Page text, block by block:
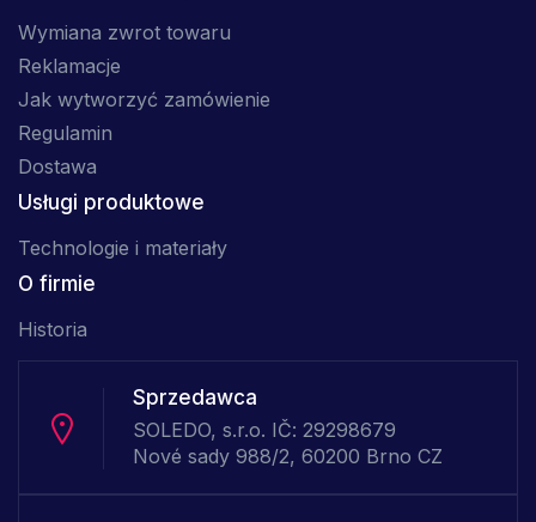
Wymiana zwrot towaru
Reklamacje
Jak wytworzyć zamówienie
Regulamin
Dostawa
Usługi produktowe
Technologie i materiały
O firmie
Historia
Sprzedawca
SOLEDO, s.r.o. IČ: 29298679
Nové sady 988/2, 60200 Brno CZ